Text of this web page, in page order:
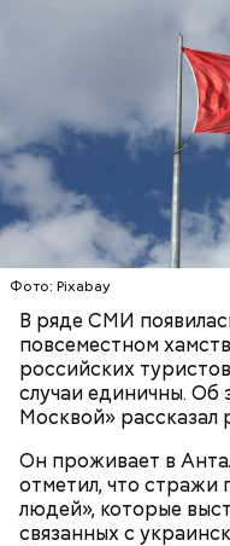
Фото: Pixabay
В ряде СМИ
повсеместном
российских
случаи единичны. Об
Москвой» рассказал
Он проживает в
отметил, что
людей», которые
связанных с
Гид отметил, что еще
маршруты
эксперимент. Бабич
беспокоиться
радиации.
— Но передвижение
решает насущных
Есть масса
международных
руководствуются
соображениями,
рекламную фишку,
реализации своих
Лишний повод